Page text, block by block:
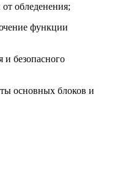
обледенения;
функции
и безопасного
основных блоков и